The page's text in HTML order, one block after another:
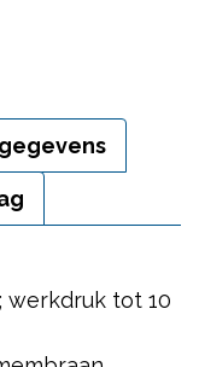
tot 10